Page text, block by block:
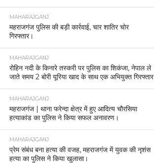
MAHARAJGANJ
महराजगंज पुलिस की बड़ी कार्रवाई, चार शातिर चोर
गिरफ्तार।
MAHARAJGANJ
रोहिन नदी के किनारे तस्करी पर पुलिस का शिकंजा, नेपाल ले
जाते समय 2 बोरी यूरिया खाद के साथ एक अभियुक्त गिरफ्तार
MAHARAJGANJ
महराजगंज | थाना फरेन्दा क्षेत्र में हुए आदित्य चौरसिया
हत्याकांड का पुलिस ने किया सफल अनावरण।
MAHARAJGANJ
प्रेम संबंध बना हत्या की वजह, महराजगंज में युवक की नृशंस
हत्या का पुलिस ने किया खुलासा।